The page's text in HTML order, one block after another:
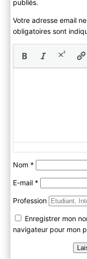
publiés.
Votre adresse email
obligatoires sont
Nom *
E-mail *
Profession
Enregistrer mon
navigateur pour mon